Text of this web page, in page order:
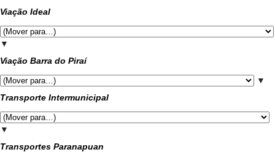
Viação Ideal
▼
Viação Barra do Piraí
▼
Transporte Intermunicipal
▼
Transportes Paranapuan